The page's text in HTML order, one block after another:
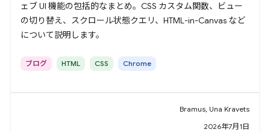
ェブ UI 機能の包括的なまとめ。CSS カスタム関数、ビュー
の切り替え、スクロール状態クエリ、HTML-in-Canvas など
について説明します。
ブログ HTML CSS Chrome
Bramus, Una Kravets
2026年7月1日